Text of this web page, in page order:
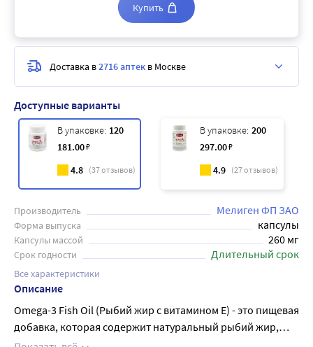
Доступные варианты
В упаковке: 120
181.00₽
4.8 (37отзывов)
В упаковке: 200
297.00₽
4.9 (27отзывов)
Производитель Мелиген ФП ЗАО
Форма выпуска капсулы
Капсулы массой 260 мг
Срок годности Длительный срок
Все характеристики
Описание
Omega-3 Fish Oil (Рыбий жир с витамином Е) - это пищевая
добавка, которая содержит натуральный рыбий жир,
богатый полезными Омега-3 жирными кислотами и
Купить
Доставка в2716 аптек в Москве